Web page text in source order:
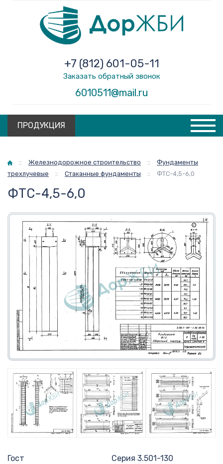
6010511@mail.ru
+7 (812) 601-05-11
Заказать обратный звонок
ПРОДУКЦИЯ
Главная
:: Железнодорожное строительство ::
Фундаменты
трехлучевые
:: Стаканные фундаменты :: ФТС-4,5-6,0
ФТС-4,5-6,0
Гост
Серия 3.501-130